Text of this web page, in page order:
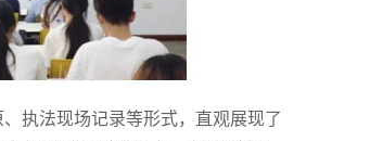
执法现场记录等形式，直观展现了